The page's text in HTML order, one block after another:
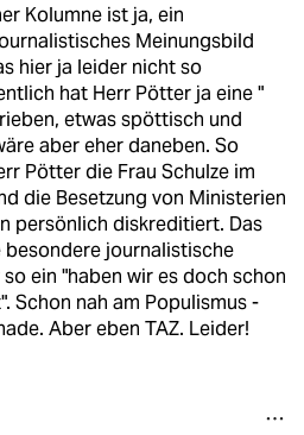
Kolumne ist ja, ein
Meinungsbild
hier ja leider nicht so
hat Herr Pötter ja eine "
etwas spöttisch und
aber eher daneben. So
Pötter die Frau Schulze im
die Besetzung von Ministerien
persönlich diskreditiert. Das
besondere journalistische
ein "haben wir es doch schon
Schon nah am Populismus -
Aber eben TAZ. Leider!